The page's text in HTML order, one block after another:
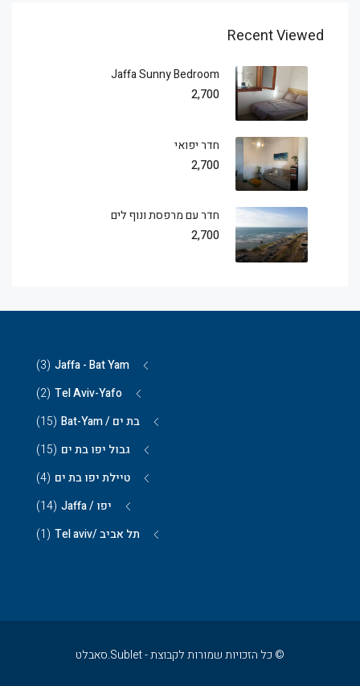
Recent Viewed
Jaffa Sunny Bedroom
2,700
חדר יפואי
2,700
חדר עם מרפסת ונוף לים
2,700
Jaffa - Bat Yam
(3)
Tel Aviv-Yafo
(2)
בת ים / Bat-Yam
(15)
גבול יפו בת ים (15)
טיילת יפו בת ים (4)
יפו / Jaffa
(14)
תל אביב /Tel aviv
(1)
© כל הזכויות שמורות לקבוצת - Sublet.סאבלט